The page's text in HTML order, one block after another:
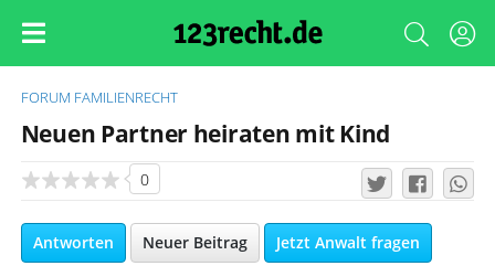
FORUM FAMILIENRECHT
Neuen Partner heiraten mit Kind
0
Antworten Neuer Beitrag Jetzt Anwalt fragen